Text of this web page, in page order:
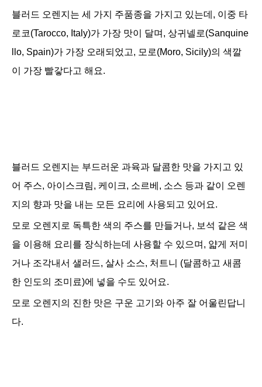
블러드 오렌지는 세 가지 주품종을 가지고 있는데, 이중 타
로코(Tarocco, Italy)가 가장 맛이 달며, 상귀넬로(Sanquine
llo, Spain)가 가장 오래되었고, 모로(Moro, Sicily)의 색깔
이 가장 빨갛다고 해요.
블러드 오렌지는 부드러운 과육과 달콤한 맛을 가지고 있
어 주스, 아이스크림, 케이크, 소르베, 소스 등과 같이 오렌
지의 향과 맛을 내는 모든 요리에 사용되고 있어요.
모로 오렌지로 독특한 색의 주스를 만들거나, 보석 같은 색
을 이용해 요리를 장식하는데 사용할 수 있으며, 얇게 저미
거나 조각내서 샐러드, 살사 소스, 처트니 (달콤하고 새콤
한 인도의 조미료)에 넣을 수도 있어요.
모로 오렌지의 진한 맛은 구운 고기와 아주 잘 어울린답니
다.